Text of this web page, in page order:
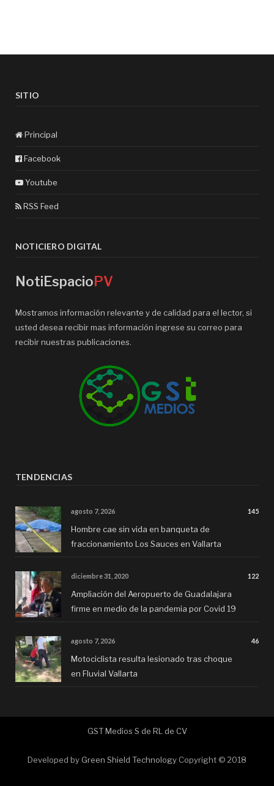
SITIO
Principal
Facebook
Youtube
RSS Feed
NOTICIERO DIGITAL
NotiEspacio PV
Mostramos información relevante y de calidad para el lector, si
usted desea recibir mas información ingrese su correo para
recibir nuestras publicaciones.
TENDENCIAS
agosto 7, 2026 145
Hombre cae sin vida en banqueta de
fraccionamiento Los Sauces en Vallarta
diciembre 31, 2020 122
Ampliación del Aeropuerto de Guadalajara
firme en medio de la pandemia por Covid 19
agosto 7, 2026 46
Motociclista resulta lesionado tras choque
en Fluvial Vallarta
GST Medios S de RL de CV
Developed by Green Shield Technology Copyright © 2018